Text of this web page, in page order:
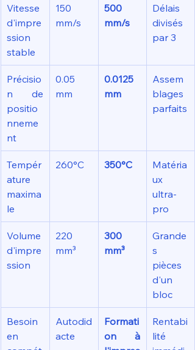
Vitesse
d'impre
ssion
stable
150
mm/s
500
mm/s
Délais
divisés
par 3
Précisio
n de
positio
nneme
nt
0.05
mm
0.0125
mm
Assem
blages
parfaits
Tempér
ature
maxima
le
260°C 350°C
Matéria
ux
ultra-
pro
Volume
d'impre
ssion
220
mm³
300
mm³
Grande
s
pièces
d'un
bloc
Besoin
en
Autodid
acte
Formati
on à
Rentabi
lité